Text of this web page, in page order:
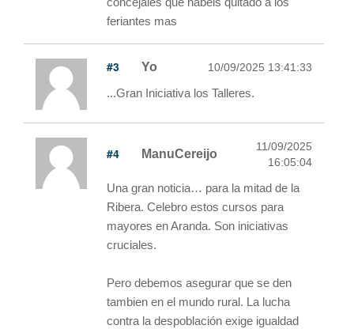
feriantes mas
#3 Yo 10/09/2025 13:41:33
...Gran Iniciativa los Talleres.
#4 ManuCereijo
11/09/2025
16:05:04
Una gran noticia… para la mitad de la
Ribera. Celebro estos cursos para
mayores en Aranda. Son iniciativas
cruciales.
Pero debemos asegurar que se den
tambien en el mundo rural. La lucha
contra la despoblación exige igualdad